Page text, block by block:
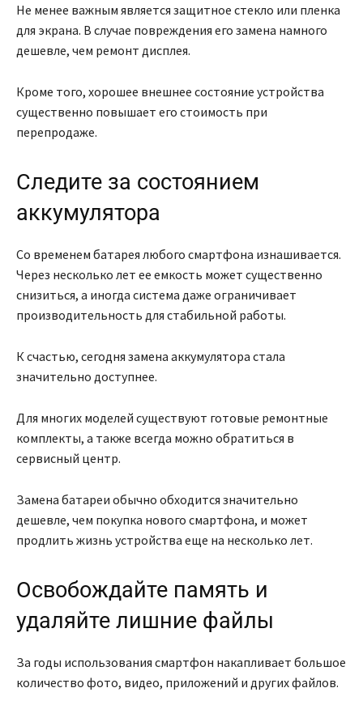
Не менее важным является защитное стекло или пленка
для экрана. В случае повреждения его замена намного
дешевле, чем ремонт дисплея.
Кроме того, хорошее внешнее состояние устройства
существенно повышает его стоимость при
перепродаже.
Следите за состоянием
аккумулятора
Со временем батарея любого смартфона изнашивается.
Через несколько лет ее емкость может существенно
снизиться, а иногда система даже ограничивает
производительность для стабильной работы.
К счастью, сегодня замена аккумулятора стала
значительно доступнее.
Для многих моделей существуют готовые ремонтные
комплекты, а также всегда можно обратиться в
сервисный центр.
Замена батареи обычно обходится значительно
дешевле, чем покупка нового смартфона, и может
продлить жизнь устройства еще на несколько лет.
Освобождайте память и
удаляйте лишние файлы
За годы использования смартфон накапливает большое
количество фото, видео, приложений и других файлов.